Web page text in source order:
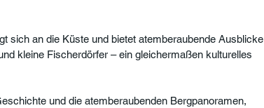
sich an die Küste und bietet atemberaubende Ausblicke
kleine Fischerdörfer – ein gleichermaßen kulturelles
und die atemberaubenden Bergpanoramen,